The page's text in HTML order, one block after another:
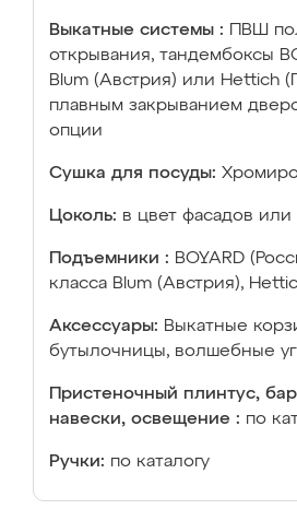
Выкатные системы :
ПВШ
открывания, тандембоксы
Blum (Австрия) или Hettich
плавным закрыванием
опции
Сушка для посуды:
Цоколь: в цвет фасадов или
Подъемники : BOYARD
класса Blum (Австрия),
Аксессуары: Выкатные
бутылочницы, волшебные
Пристеночный плинтус,
навески, освещение : по
Ручки: по каталогу